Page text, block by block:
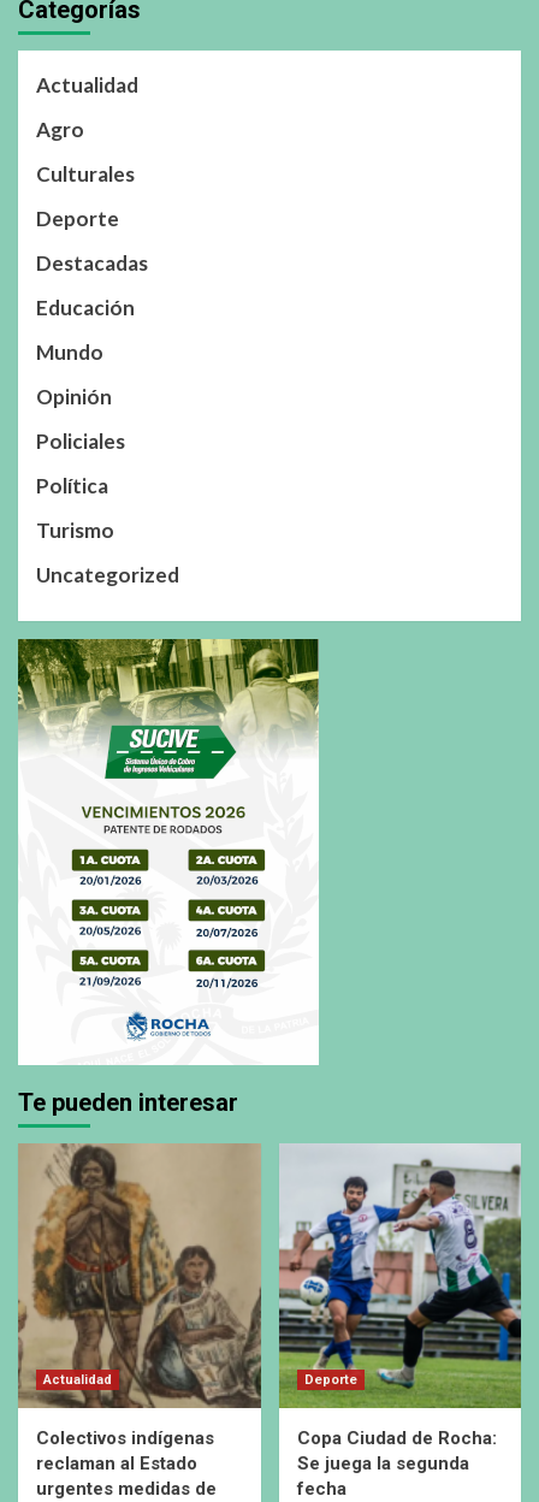
Categorías
Actualidad
Agro
Culturales
Deporte
Destacadas
Educación
Mundo
Opinión
Policiales
Política
Turismo
Uncategorized
Te pueden interesar
Actualidad
Colectivos indígenas
reclaman al Estado
urgentes medidas de
Deporte
Copa Ciudad de Rocha:
Se juega la segunda
fecha